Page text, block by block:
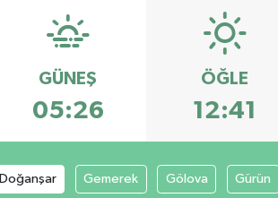
GÜNEŞ
05:26
ÖĞLE
12:41
Doğanşar Gemerek Gölova Gürün